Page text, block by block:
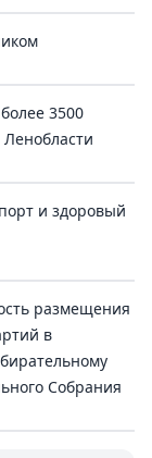
3500
и здоровый
размещения
в
Собрания